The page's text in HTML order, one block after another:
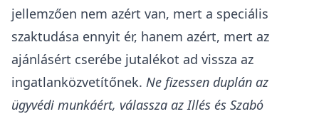
jellemzően nem azért van, mert a speciális
szaktudása ennyit ér, hanem azért, mert az
ajánlásért cserébe jutalékot ad vissza az
ingatlanközvetítőnek. Ne fizessen duplán az
ügyvédi munkáért, válassza az Illés és Szabó